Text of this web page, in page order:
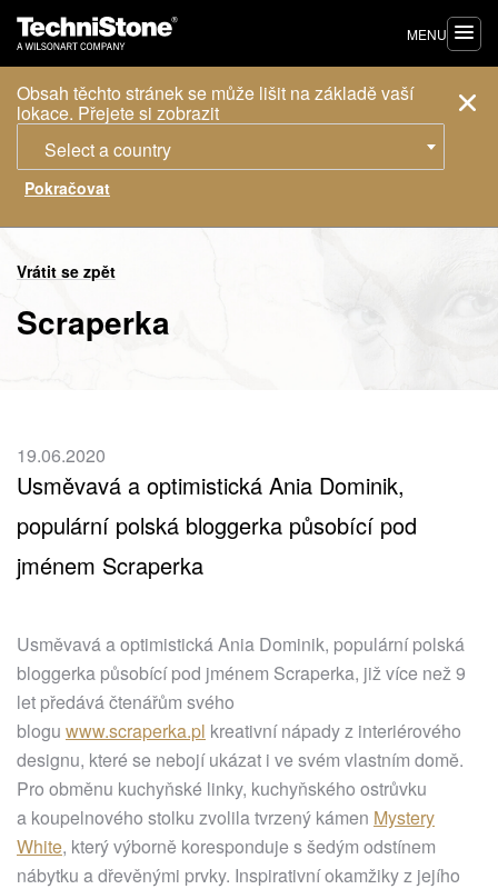
Obsah těchto stránek se může lišit na základě vaší
lokace. Přejete si zobrazit
Select a country
MENU
Vrátit se zpět
Scraperka
19.06.2020
Usměvavá a optimistická Ania Dominik,
populární polská bloggerka působící pod
jménem Scraperka
Usměvavá a optimistická Ania Dominik, populární polská
bloggerka působící pod jménem Scraperka, již více než 9
let předává čtenářům svého
blogu www.scraperka.pl kreativní nápady z interiérového
designu, které se nebojí ukázat i ve svém vlastním domě.
Pro obměnu kuchyňské linky, kuchyňského ostrůvku
a koupelnového stolku zvolila tvrzený kámen Mystery
White, který výborně koresponduje s šedým odstínem
nábytku a dřevěnými prvky. Inspirativní okamžiky z jejího